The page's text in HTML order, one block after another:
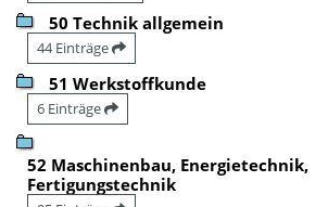
50 Technik allgemein
44 Einträge
51 Werkstoffkunde
6 Einträge
52 Maschinenbau, Energietechnik,
Fertigungstechnik